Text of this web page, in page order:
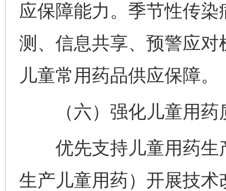
应保障能力。季节性传
测、信息共享、预警应
儿童常用药品供应保障。
（六）强化儿童用药
优先支持儿童用药生
生产儿童用药）开展技